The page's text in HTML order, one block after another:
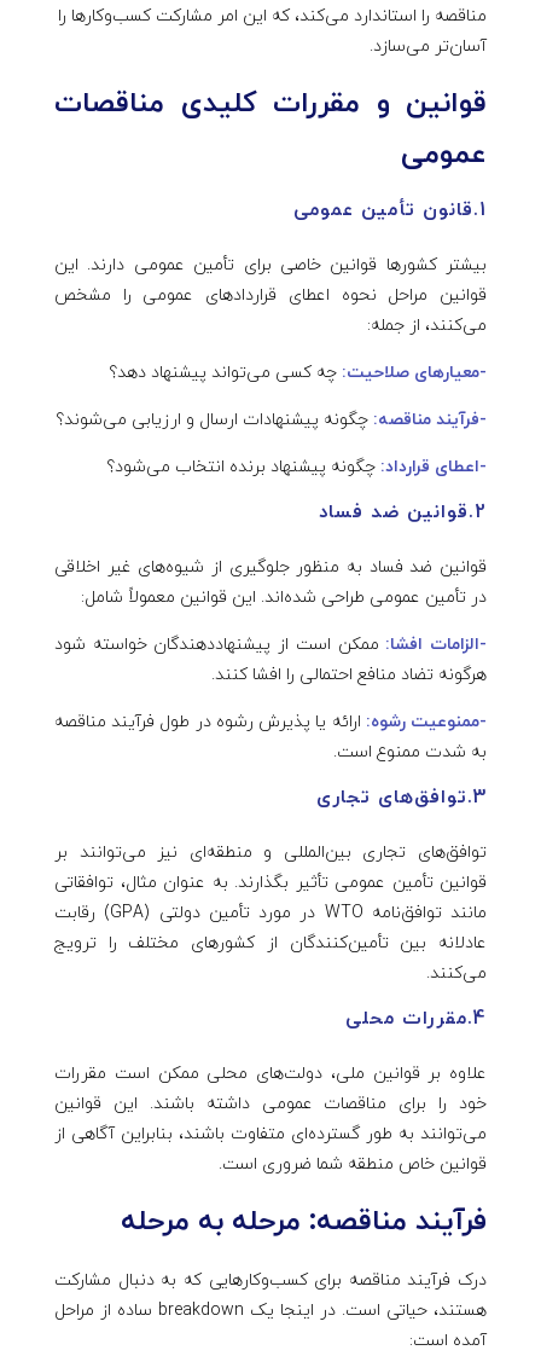
مناقصه را استاندارد می‌کند، که این امر مشارکت کسب‌وکارها را
آسان‌تر می‌سازد.
قوانین و مقررات کلیدی مناقصات
عمومی
1.قانون تأمین عمومی
بیشتر کشورها قوانین خاصی برای تأمین عمومی دارند. این
قوانین مراحل نحوه اعطای قراردادهای عمومی را مشخص
می‌کنند، از جمله:
-معیارهای صلاحیت: چه کسی می‌تواند پیشنهاد دهد؟
-فرآیند مناقصه: چگونه پیشنهادات ارسال و ارزیابی می‌شوند؟
-اعطای قرارداد: چگونه پیشنهاد برنده انتخاب می‌شود؟
2.قوانین ضد فساد
قوانین ضد فساد به منظور جلوگیری از شیوه‌های غیر اخلاقی
در تأمین عمومی طراحی شده‌اند. این قوانین معمولاً شامل:
-الزامات افشا: ممکن است از پیشنهاددهندگان خواسته شود
هرگونه تضاد منافع احتمالی را افشا کنند.
-ممنوعیت رشوه: ارائه یا پذیرش رشوه در طول فرآیند مناقصه
به شدت ممنوع است.
3.توافق‌های تجاری
توافق‌های تجاری بین‌المللی و منطقه‌ای نیز می‌توانند بر
قوانین تأمین عمومی تأثیر بگذارند. به عنوان مثال، توافقاتی
مانند توافق‌نامه WTO در مورد تأمین دولتی (GPA) رقابت
عادلانه بین تأمین‌کنندگان از کشورهای مختلف را ترویج
می‌کنند.
4.مقررات محلی
علاوه بر قوانین ملی، دولت‌های محلی ممکن است مقررات
خود را برای مناقصات عمومی داشته باشند. این قوانین
می‌توانند به طور گسترده‌ای متفاوت باشند، بنابراین آگاهی از
قوانین خاص منطقه شما ضروری است.
فرآیند مناقصه: مرحله به مرحله
درک فرآیند مناقصه برای کسب‌وکارهایی که به دنبال مشارکت
هستند، حیاتی است. در اینجا یک breakdown ساده از مراحل
آمده است: